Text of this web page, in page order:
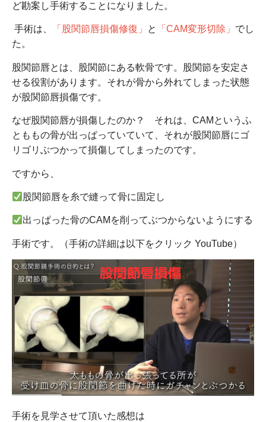
ど勘案し手術することになりました。
手術は、 「股関節唇損傷修復」 と 「CAM変形切除」 でし
た。
股関節唇とは、股関節にある軟骨です。股関節を安定さ
せる役割があります。それが骨から外れてしまった状態
が股関節唇損傷です。
なぜ股関節唇が損傷したのか？ それは、CAMというふ
とももの骨が出っぱっていていて、それが股関節唇にゴ
リゴリぶつかって損傷してしまったのです。
ですから、
股関節唇を糸で縫って骨に固定し
出っぱった骨のCAMを削ってぶつからないようにする
手術です。（手術の詳細は以下をクリック YouTube）
手術を見学させて頂いた感想は